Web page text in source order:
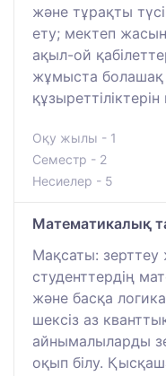
және тұрақты
ету; мектеп
ақыл-ой
жұмыста болашақ
Оқу жылы - 1
Семестр - 2
Несиелер - 5
Мaтематикалық
Мақсаты:
студенттердің
және басқа
шексіз аз
айнымалыларды
оқып білу.